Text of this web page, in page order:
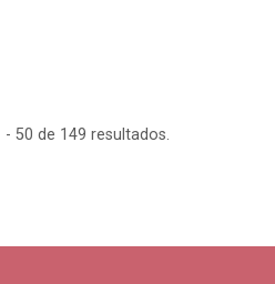
50 de 149 resultados.